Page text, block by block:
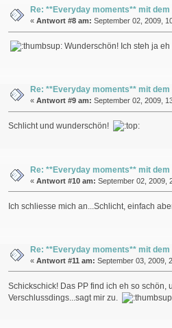
Re: **Everyday moments** mit
« Antwort #8 am: September 02, 2009,
Wunderschön! Ich steh ja
Re: **Everyday moments** mit
« Antwort #9 am: September 02, 2009,
Schlicht und wunderschön!
Re: **Everyday moments** mit
« Antwort #10 am: September 02, 2009,
Ich schliesse mich an...Schlicht, einfach
Re: **Everyday moments** mit
« Antwort #11 am: September 03, 2009,
Schickschick! Das PP find ich eh so
Verschlussdings...sagt mir zu.